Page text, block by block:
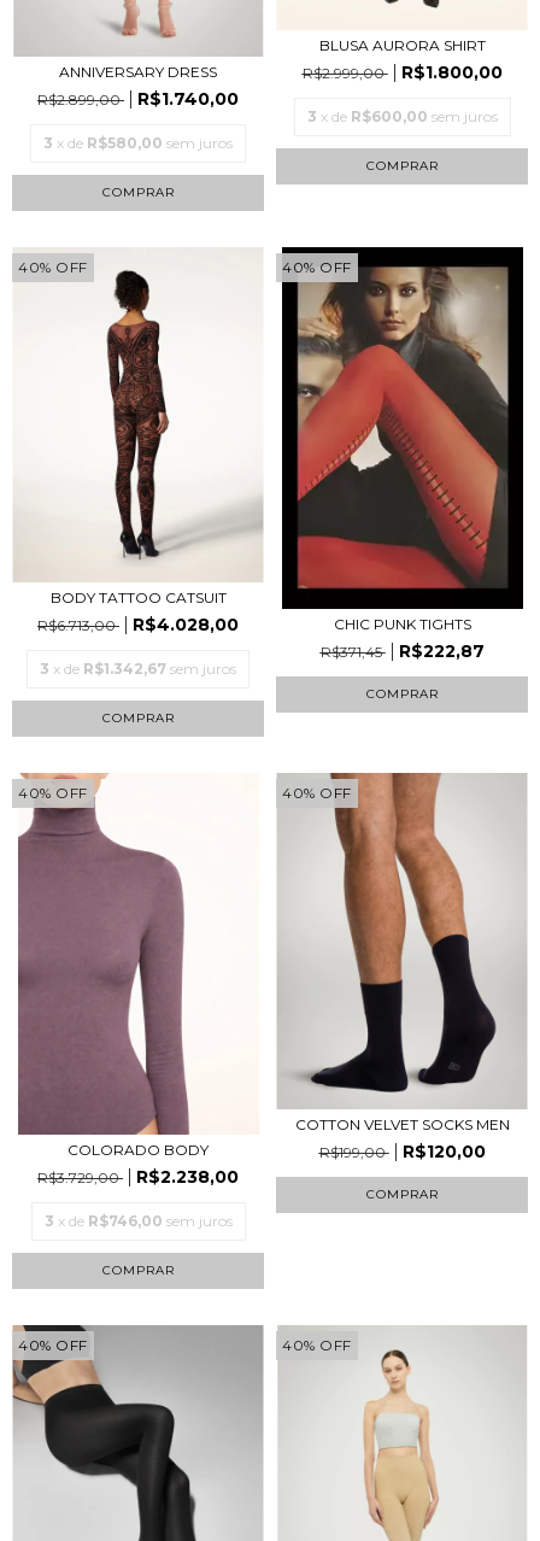
ANNIVERSARY DRESS
R$2.899,00
R$1.740,00
3 x de R$580,00 sem juros
COMPRAR
BLUSA AURORA SHIRT
R$2.999,00
R$1.800,00
3 x de R$600,00 sem juros
COMPRAR
40% OFF
BODY TATTOO CATSUIT
R$6.713,00
R$4.028,00
3 x de R$1.342,67 sem juros
COMPRAR
40% OFF
CHIC PUNK TIGHTS
R$371,45
R$222,87
COMPRAR
40% OFF
COLORADO BODY
R$3.729,00
R$2.238,00
3 x de R$746,00 sem juros
COMPRAR
40% OFF
COTTON VELVET SOCKS MEN
R$199,00
R$120,00
COMPRAR
40% OFF 40% OFF